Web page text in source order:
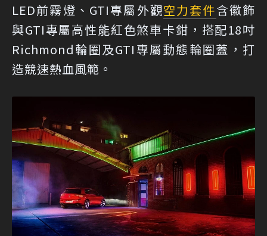
LED前霧燈、GTI專屬外觀空力套件含徽飾
與GTI專屬高性能紅色煞車卡鉗，搭配18吋
Richmond輪圈及GTI專屬動態輪圈蓋，打
造競速熱血風範。